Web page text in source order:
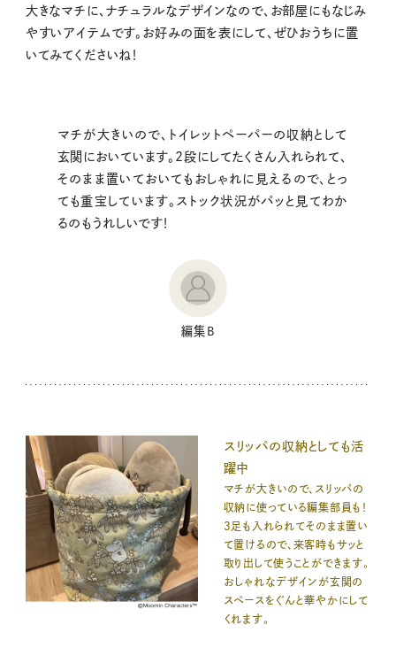
大きなマチに、ナチュラルなデザインなので、お部屋にもなじみ
やすいアイテムです。お好みの面を表にして、ぜひおうちに置
いてみてくださいね！
マチが大きいので、トイレットペーパーの収納として
玄関においています。2段にしてたくさん入れられて、
そのまま置いておいてもおしゃれに見えるので、とっ
ても重宝しています。ストック状況がパッと見てわか
るのもうれしいです！
編集B
スリッパの収納としても活
躍中
マチが大きいので、スリッパの
収納に使っている編集部員も！
3足も入れられてそのまま置い
て置けるので、来客時もサッと
取り出して使うことができます。
おしゃれなデザインが玄関の
スペースをぐんと華やかにして
くれます。